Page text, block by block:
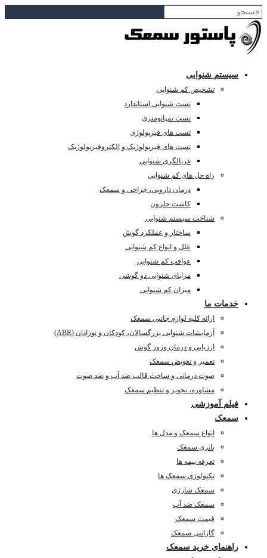
سیستم شنوایی
تشخیص کم شنوایی
تست شنوایی استاندارد
تست تمپانومتری
تست های فیزیولوژی
تست های فیزیولوژیک و الکتروفیزیولوژیک
غربالگری شنوایی
راه حل های کم شنوایی
درمان دارویی، جراحی و سمعک
کاشت حلزون
شناخت سیستم شنوایی
ساختار و عملکرد گوش
علل و انواع کم شنوایی
عواقب کم شنوایی
مزایای شنوایی دو گوشی
میزان کم شنوایی
خدمات ما
ارائه کلیه لوازم جانبی سمعک
آزمایشات شنوایی بزرگسالان، کودکان و نوزادان (ABR)
ارزیابی و درمان وزوز گوش
تعمیر و تعویض سمعک
صوت درمانی و ساخت قالب ضد آب و ضد صوت
مشاوره، تجویز و تنظیم سمعک
فیلم آموزشی
سمعک
انواع سمعک و مدل ها
باتری سمعک
تعرفه بیمه ها
تکنولوژی سمعک ها
سمعک شارژی
سمعک ضد آب
قیمت سمعک
گارانتی سمعک
راهنمای خرید سمعک